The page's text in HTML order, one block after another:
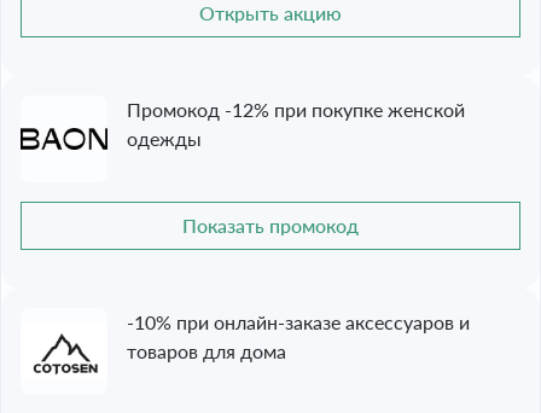
Открыть акцию
Промокод -12% при покупке женской
одежды
Показать промокод
-10% при онлайн-заказе аксессуаров и
товаров для дома